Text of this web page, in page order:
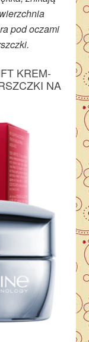
pod oczami
KREM-
NA